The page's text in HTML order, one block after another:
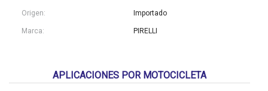
Origen: Importado
Marca: PIRELLI
APLICACIONES POR MOTOCICLETA